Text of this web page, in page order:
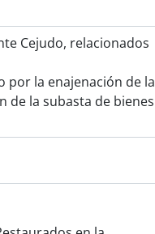
Cejudo, relacionados
por la enajenación de la
de la subasta de bienes